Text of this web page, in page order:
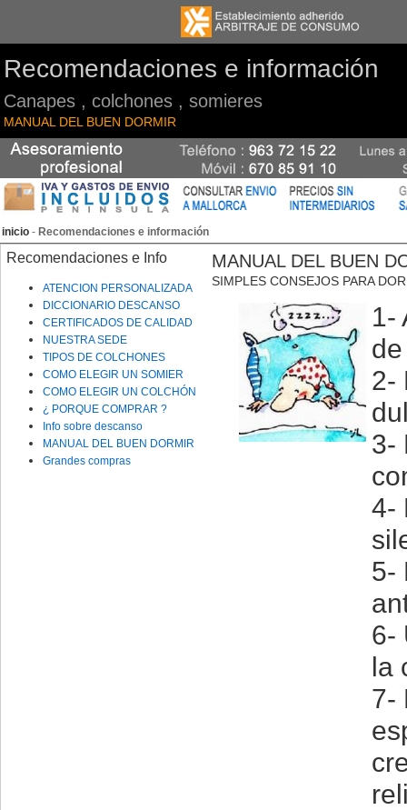
Recomendaciones e información
Canapes , colchones , somieres
MANUAL DEL BUEN DORMIR
Recomendaciones e Info
ATENCION PERSONALIZADA
DICCIONARIO DESCANSO
CERTIFICADOS DE CALIDAD
NUESTRA SEDE
TIPOS DE COLCHONES
COMO ELEGIR UN SOMIER
COMO ELEGIR UN COLCHÓN
¿ PORQUE COMPRAR ?
Info sobre descanso
MANUAL DEL BUEN DORMIR
Grandes compras
MANUAL DEL BUEN
SIMPLES CONSEJOS PARA
1-
2-
3-
4-
5-
6-
la
7-
inicio - Recomendaciones e información